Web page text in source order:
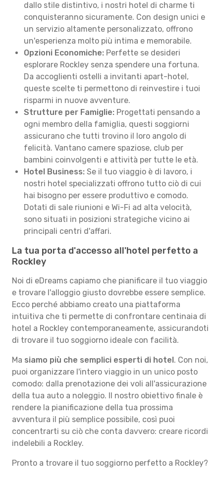
dallo stile distintivo, i nostri hotel di charme ti
conquisteranno sicuramente. Con design unici e
un servizio altamente personalizzato, offrono
un'esperienza molto più intima e memorabile.
Opzioni Economiche: Perfette se desideri
esplorare Rockley senza spendere una fortuna.
Da accoglienti ostelli a invitanti apart-hotel,
queste scelte ti permettono di reinvestire i tuoi
risparmi in nuove avventure.
Strutture per Famiglie: Progettati pensando a
ogni membro della famiglia, questi soggiorni
assicurano che tutti trovino il loro angolo di
felicità. Vantano camere spaziose, club per
bambini coinvolgenti e attività per tutte le età.
Hotel Business: Se il tuo viaggio è di lavoro, i
nostri hotel specializzati offrono tutto ciò di cui
hai bisogno per essere produttivo e comodo.
Dotati di sale riunioni e Wi-Fi ad alta velocità,
sono situati in posizioni strategiche vicino ai
principali centri d'affari.
La tua porta d'accesso all'hotel perfetto a
Rockley
Noi di eDreams capiamo che pianificare il tuo viaggio
e trovare l'alloggio giusto dovrebbe essere semplice.
Ecco perché abbiamo creato una piattaforma
intuitiva che ti permette di confrontare centinaia di
hotel a Rockley contemporaneamente, assicurandoti
di trovare il tuo soggiorno ideale con facilità.
Ma siamo più che semplici esperti di hotel. Con noi,
puoi organizzare l'intero viaggio in un unico posto
comodo: dalla prenotazione dei voli all'assicurazione
della tua auto a noleggio. Il nostro obiettivo finale è
rendere la pianificazione della tua prossima
avventura il più semplice possibile, così puoi
concentrarti su ciò che conta davvero: creare ricordi
indelebili a Rockley.
Pronto a trovare il tuo soggiorno perfetto a Rockley?